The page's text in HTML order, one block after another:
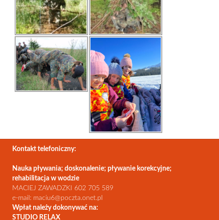
Kontakt telefoniczny:
Nauka pływania; doskonalenie; pływanie korekcyjne;
rehabilitacja w wodzie
MACIEJ ZAWADZKI 602 705 589
e-mail: maciu6@poczta.onet.pl
Wpłat należy dokonywać na:
STUDIO RELAX